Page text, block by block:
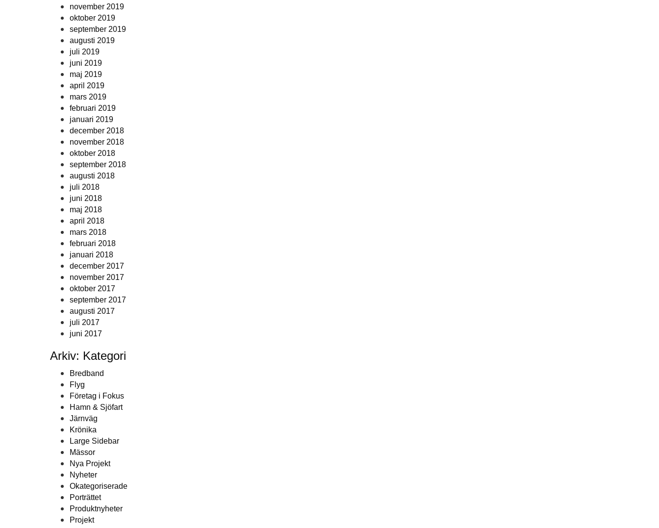
november 2019
oktober 2019
september 2019
augusti 2019
juli 2019
juni 2019
maj 2019
april 2019
mars 2019
februari 2019
januari 2019
december 2018
november 2018
oktober 2018
september 2018
augusti 2018
juli 2018
juni 2018
maj 2018
april 2018
mars 2018
februari 2018
januari 2018
december 2017
november 2017
oktober 2017
september 2017
augusti 2017
juli 2017
juni 2017
Arkiv: Kategori
Bredband
Flyg
Företag i Fokus
Hamn & Sjöfart
Järnväg
Krönika
Large Sidebar
Mässor
Nya Projekt
Nyheter
Okategoriserade
Porträttet
Produktnyheter
Projekt